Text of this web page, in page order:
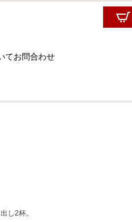
てお問合わせ
し2杯。